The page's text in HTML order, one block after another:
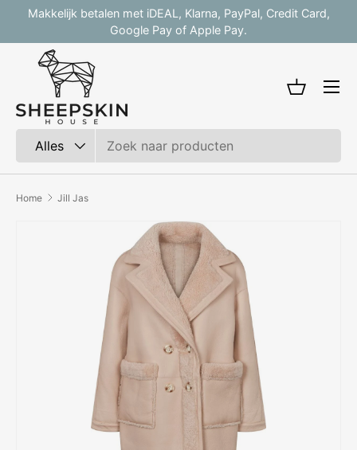
Ga naar inhoud
Makkelijk betalen met iDEAL, Klarna, PayPal, Credit Card,
Google Pay of Apple Pay.
Alles
Mandje
Home Jill Jas
Ga direct naar productinformatie
Afbeelding 3 is nu beschikbaar in gallerij-weergave